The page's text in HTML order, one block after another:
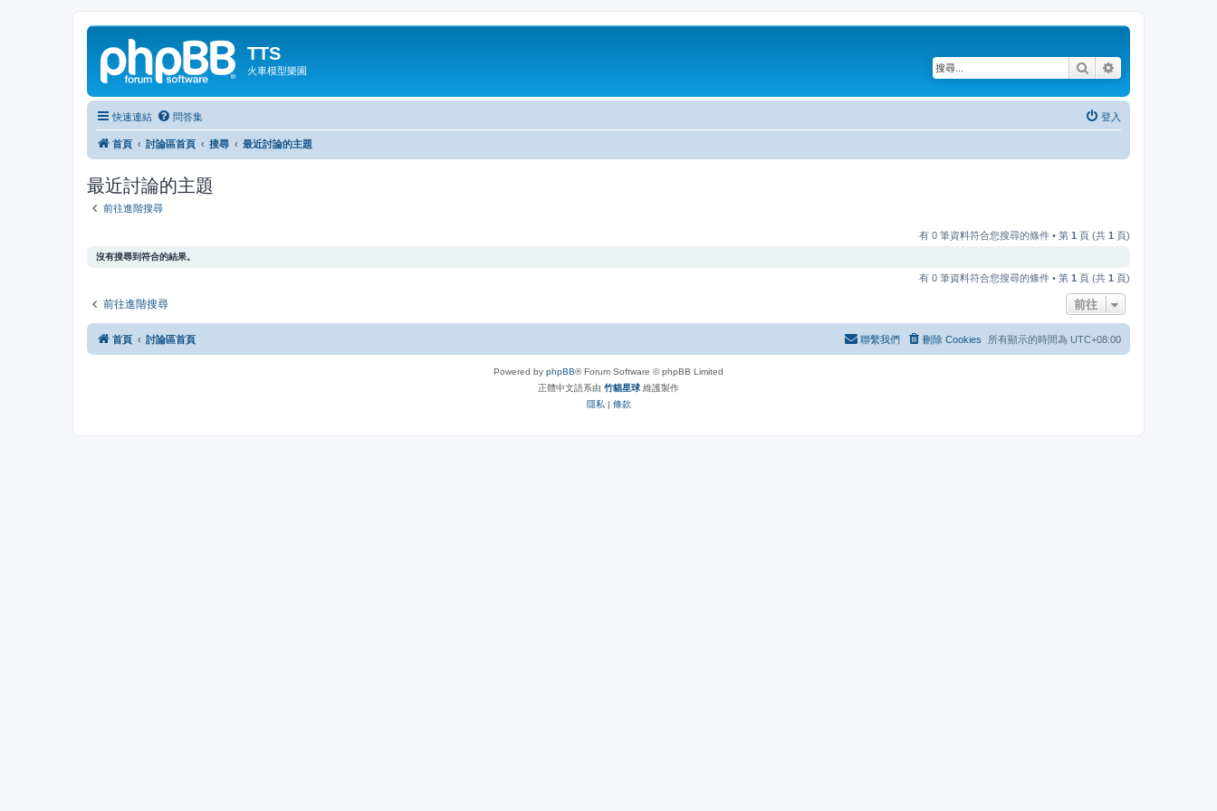
TTS
火車模型樂園 搜尋
快速連結 問答集 登入
首頁 討論區首頁 搜尋 最近討論的主題
最近討論的主題
前往進階搜尋
有 0 筆資料符合您搜尋的條件 • 第 1 頁 (共 1 頁)
沒有搜尋到符合的結果。
有 0 筆資料符合您搜尋的條件 • 第 1 頁 (共 1 頁)
前往進階搜尋 前往
首頁 討論區首頁 所有顯示的時間為 UTC+08:00
刪除 Cookies
聯繫我們
Powered by phpBB® Forum Software © phpBB Limited
正體中文語系由 竹貓星球 維護製作
隱私 | 條款